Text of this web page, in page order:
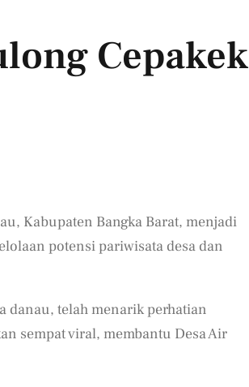
Cepakek
Kabupaten Bangka Barat, menjadi
potensi pariwisata desa dan
danau, telah menarik perhatian
sempat viral, membantu Desa Air